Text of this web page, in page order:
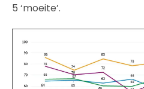
5 ‘moeite’.